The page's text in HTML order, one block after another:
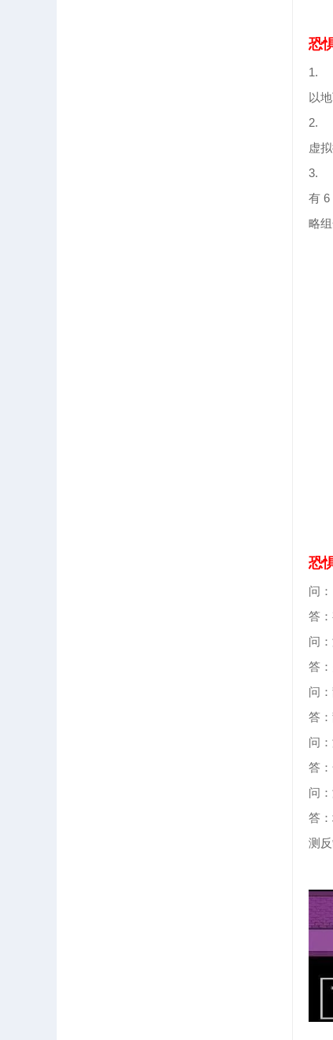
恐
1.
以
2.
虚
3.
有 6
略组
恐
问
答
问
答
问
答
问
答
问
答
测